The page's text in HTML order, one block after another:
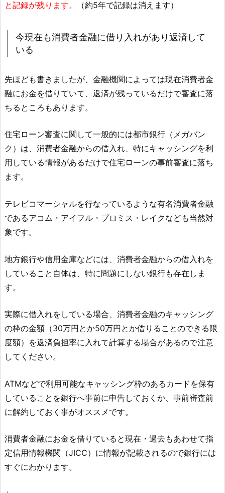
と記録が残ります。
（約5年で記録は消えます）
今現在も消費者金融に借り入れがあり返済して
いる
先ほども書きましたが、金融機関によっては現在消費者金
融にお金を借りていて、返済が残っているだけで審査に落
ちるところもあります。
住宅ローン審査に関して一般的には都市銀行（メガバン
ク）は、消費者金融からの借入れ、特にキャッシングを利
用している情報があるだけで住宅ローンの事前審査に落ち
ます。
テレビコマーシャルを行なっているような有名消費者金融
であるアコム・アイフル・プロミス・レイクなども当然対
象です。
地方銀行や信用金庫などには、消費者金融からの借入れを
していること自体は、特に問題にしない銀行も存在しま
す。
実際に借入れをしている場合、消費者金融のキャッシング
の枠の金額（30万円とか50万円とか借りることのできる限
度額）を返済負担率に入れて計算する場合があるので注意
してください。
ATMなどで利用可能なキャッシング枠のあるカードを保有
していることを銀行へ事前に申告しておくか、事前審査前
に解約しておく事がオススメです。
消費者金融にお金を借りていると現在・過去もあわせて指
定信用情報機関（JICC）に情報が記載されるので銀行には
すぐにわかります。